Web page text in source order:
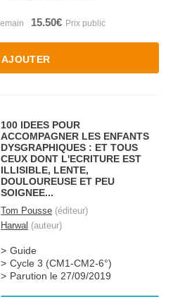
15.50€
AJOUTER
100 IDEES POUR
ACCOMPAGNER LES ENFANTS
DYSGRAPHIQUES : ET TOUS
CEUX DONT L'ECRITURE EST
ILLISIBLE, LENTE,
DOULOUREUSE ET PEU
SOIGNEE...
Tom Pousse (éditeur)
Harwal (auteur)
Guide
Cycle 3 (CM1-CM2-6°)
Parution le 27/09/2019